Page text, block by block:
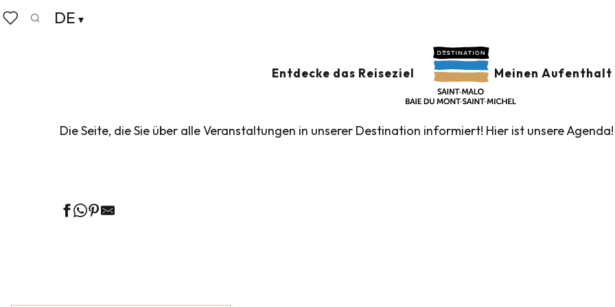
Aller
au
DE
Entdecke das Reiseziel Meinen
Startseite
VERANSTALTUNGSKALENDERAjouter
Die Seite, die Sie über alle Veranstaltungen in unserer Destination informiert! Hier ist unsere Agenda!